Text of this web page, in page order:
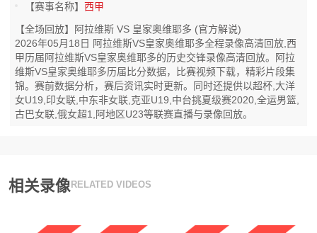
【赛事名称】西甲
【全场回放】阿拉维斯 VS 皇家奥维耶多 (官方解说)
2026年05月18日 阿拉维斯VS皇家奥维耶多全程录像高清回放,西
甲历届阿拉维斯VS皇家奥维耶多的历史交锋录像高清回放。阿拉
维斯VS皇家奥维耶多历届比分数据，比赛视频下载，精彩片段集
锦。赛前数据分析，赛后资讯实时更新。同时还提供以超杯,大洋
女U19,印女联,中东非女联,克亚U19,中台挑夏级赛2020,全运男篮,
古巴女联,俄女超1,阿地区U23等联赛直播与录像回放。
相关录像 RELATED VIDEOS